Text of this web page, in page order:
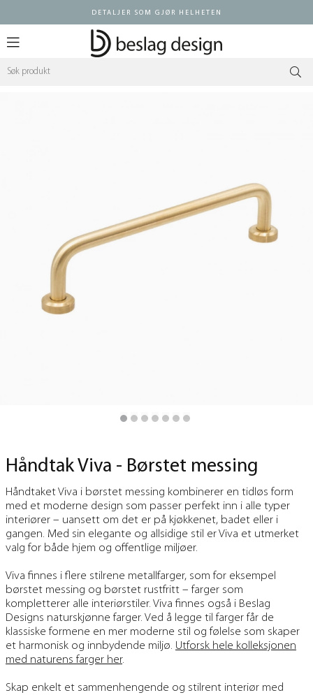
DETALJER SOM GJØR HELHETEN
Håndtak Viva - Børstet messing
Håndtaket Viva i børstet messing kombinerer en tidløs form
med et moderne design som passer perfekt inn i alle typer
interiører – uansett om det er på kjøkkenet, badet eller i
gangen. Med sin elegante og allsidige stil er Viva et utmerket
valg for både hjem og offentlige miljøer.
Viva finnes i flere stilrene metallfarger, som for eksempel
børstet messing og børstet rustfritt – farger som
kompletterer alle interiørstiler. Viva finnes også i Beslag
Designs naturskjønne farger. Ved å legge til farger får de
klassiske formene en mer moderne stil og følelse som skaper
et harmonisk og innbydende miljø. Utforsk hele kolleksjonen
med naturens farger her.
Skap enkelt et sammenhengende og stilrent interiør med